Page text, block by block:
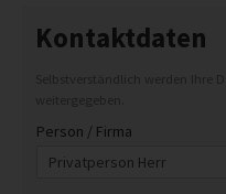
Kontaktdaten
Person / Firma